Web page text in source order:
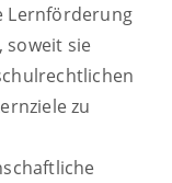
Lernförderung
soweit sie
zu